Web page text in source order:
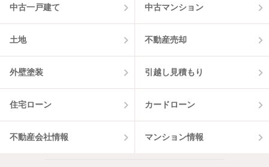
中古一戸建て 中古マンション
土地 不動産売却
外壁塗装 引越し見積もり
住宅ローン カードローン
不動産会社情報 マンション情報